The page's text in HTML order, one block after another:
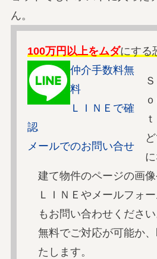
ん。
100万円以上をムダにする
仲介手数料無
料
ＬＩＮＥで確
認
メールでのお問い合せ
建て物件のページの画像
ＬＩＮＥやメールフォ
もお問い合わせくださ
無料でご対応が可能か
たします。